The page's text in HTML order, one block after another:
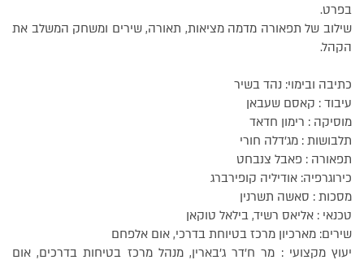
בפרט.
שילוב של תפאורה מדמה מציאות, תאורה, שירים ומשחק המשלב את
הקהל.
כתיבה ובימוי: נהד בשיר
עיבוד : קאסם שעבאן
מוסיקה : רימון חדאד
תלבושות : מג'דלה חורי
תפאורה : פאבל צנבחט
כירוגרפיה: אודיליה קופירברג
מסכות : סאשה תשרנין
טכנאי : אליאס רשיד, בילאל טוקאן
שירים: מארכיון מרכז בטיוחת בדרכי, אום אלפחם
יעוץ מקצועי : מר ח'דר ג'בארין, מנהל מרכז בטיחות בדרכים, אום